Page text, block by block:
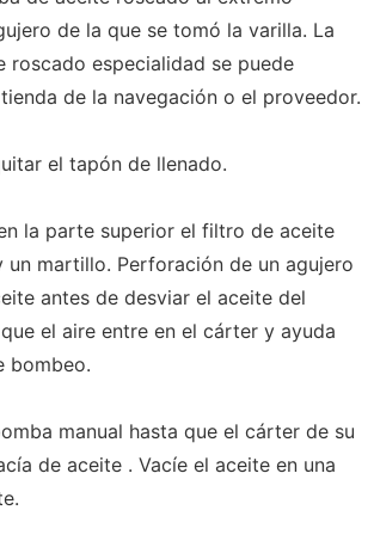
de la que se tomó la varilla. La
roscado especialidad se puede
de la navegación o el proveedor.
el tapón de llenado.
la parte superior el filtro de aceite
un martillo. Perforación de un agujero
antes de desviar el aceite del
el aire entre en el cárter y ayuda
bombeo.
manual hasta que el cárter de su
de aceite . Vacíe el aceite en una